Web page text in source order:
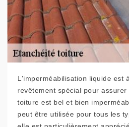
L'imperméabilisation liquide est
revêtement spécial pour
toiture est bel et bien
peut être utilisée pour tous les